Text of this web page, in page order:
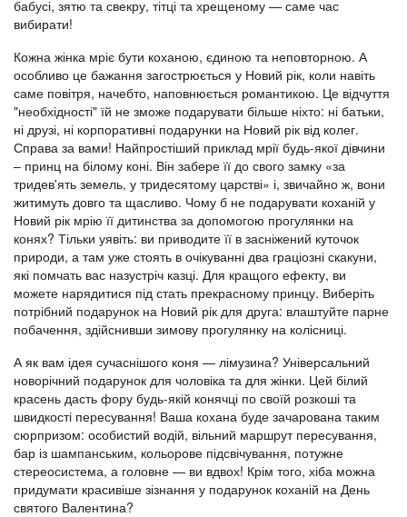
бабусі, зятю та свекру, тітці та хрещеному — саме час
вибирати!
Кожна жінка мріє бути коханою, єдиною та неповторною. А
особливо це бажання загострюється у Новий рік, коли навіть
саме повітря, начебто, наповнюється романтикою. Це відчуття
"необхідності" їй не зможе подарувати більше ніхто: ні батьки,
ні друзі, ні корпоративні подарунки на Новий рік від колег.
Справа за вами! Найпростіший приклад мрії будь-якої дівчини
– принц на білому коні. Він забере її до свого замку «за
тридев'ять земель, у тридесятому царстві» і, звичайно ж, вони
житимуть довго та щасливо. Чому б не подарувати коханій у
Новий рік мрію її дитинства за допомогою прогулянки на
конях? Тільки уявіть: ви приводите її в засніжений куточок
природи, а там уже стоять в очікуванні два граціозні скакуни,
які помчать вас назустріч казці. Для кращого ефекту, ви
можете нарядитися під стать прекрасному принцу. Виберіть
потрібний подарунок на Новий рік для друга: влаштуйте парне
побачення, здійснивши зимову прогулянку на колісниці.
А як вам ідея сучаснішого коня — лімузина? Універсальний
новорічний подарунок для чоловіка та для жінки. Цей білий
красень дасть фору будь-якій конячці по своїй розкоші та
швидкості пересування! Ваша кохана буде зачарована таким
сюрпризом: особистий водій, вільний маршрут пересування,
бар із шампанським, кольорове підсвічування, потужне
стереосистема, а головне — ви вдвох! Крім того, хіба можна
придумати красивіше зізнання у подарунок коханій на День
святого Валентина?